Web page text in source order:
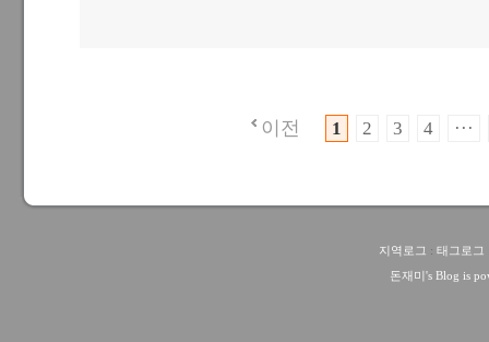
이전 1 2 3 4 ···
지역로그 : 태그로그
돈재미's Blog is